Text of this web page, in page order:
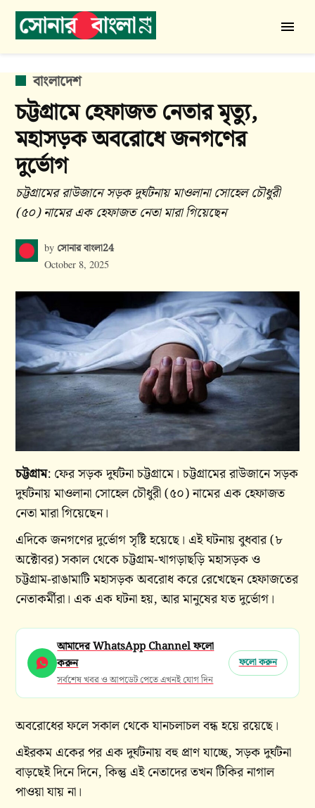
Skip
বাংলা
24
POSTED
IN
বাংলাদেশ
চট্টগ্রামে হেফাজত নেতার মৃত্যু,
মহাসড়ক অবরোধে জনগণের
দুর্ভোগ
চট্টগ্রামের রাউজানে সড়ক দুর্ঘটনায় মাওলানা সোহেল চৌধুরী
(৫০) নামের এক হেফাজত নেতা মারা গিয়েছেন
by সোনার বাংলা24
October 8, 2025
চট্টগ্রাম: ফের সড়ক দুর্ঘটনা চট্টগ্রামে। চট্টগ্রামের রাউজানে সড়ক
দুর্ঘটনায় মাওলানা সোহেল চৌধুরী (৫০) নামের এক হেফাজত
নেতা মারা গিয়েছেন।
এদিকে জনগণের দুর্ভোগ সৃষ্টি হয়েছে। এই ঘটনায় বুধবার (৮
অক্টোবর) সকাল থেকে চট্টগ্রাম-খাগড়াছড়ি মহাসড়ক ও
চট্টগ্রাম-রাঙামাটি মহাসড়ক অবরোধ করে রেখেছেন হেফাজতের
নেতাকর্মীরা। এক এক ঘটনা হয়, আর মানুষের যত দুর্ভোগ।
আমাদের WhatsApp Channel ফলো
করুন
সর্বশেষ খবর ও আপডেট পেতে এখনই যোগ দিন
ফলো করুন
অবরোধের ফলে সকাল থেকে যানচলাচল বন্ধ হয়ে রয়েছে।
এইরকম একের পর এক দুর্ঘটনায় বহু প্রাণ যাচ্ছে, সড়ক দুর্ঘটনা
বাড়ছেই দিনে দিনে, কিন্তু এই নেতাদের তখন টিকির নাগাল
পাওয়া যায় না।